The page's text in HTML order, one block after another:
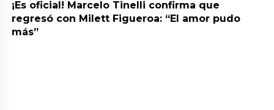
¡Es oficial! Marcelo Tinelli confirma que
regresó con Milett Figueroa: “El amor pudo
más”